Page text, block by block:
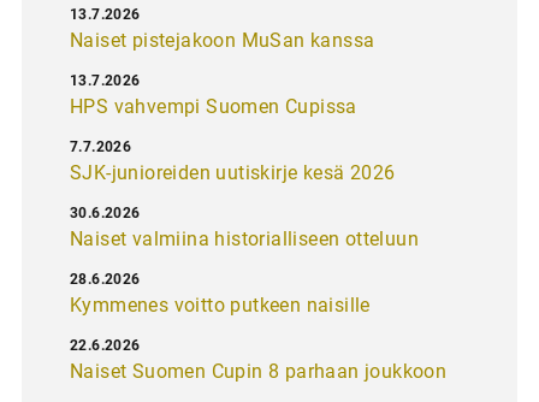
Naiset pistejakoon MuSan kanssa
13.7.2026
HPS vahvempi Suomen Cupissa
13.7.2026
SJK-junioreiden uutiskirje kesä 2026
7.7.2026
Naiset valmiina historialliseen otteluun
30.6.2026
Kymmenes voitto putkeen naisille
28.6.2026
Naiset Suomen Cupin 8 parhaan joukkoon
22.6.2026